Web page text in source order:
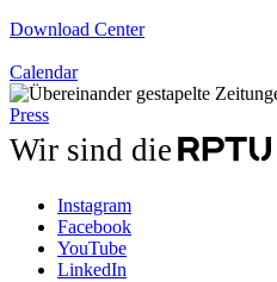
Download Center
Calendar
Press
Wir sind die
Instagram
Facebook
YouTube
LinkedIn